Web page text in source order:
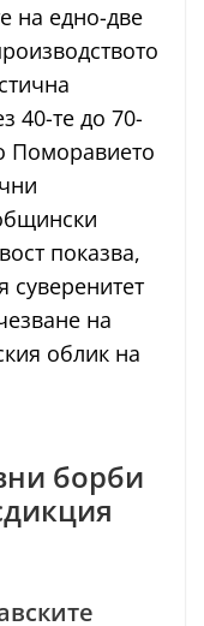
на едно-две
40-те до 70-
Поморавието
показва,
на
облик на
борби